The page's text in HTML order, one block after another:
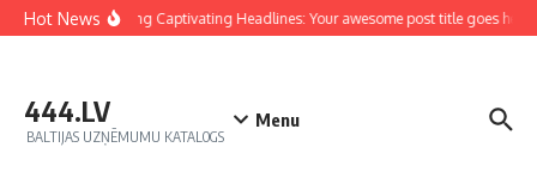
Hot NewsCrafting Captivating Headlines: Your awesome post title goes here
444.LV
BALTIJAS UZŅĒMUMU KATALOGS
Menu